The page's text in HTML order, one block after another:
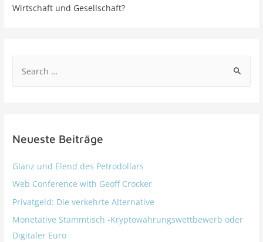
Wirtschaft und Gesellschaft?
Neueste Beiträge
Glanz und Elend des Petrodollars
Web Conference with Geoff Crocker
Privatgeld: Die verkehrte Alternative
Monetative Stammtisch -Kryptowährungswettbewerb oder
Digitaler Euro